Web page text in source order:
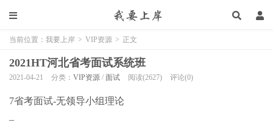
当前位置： 我要上岸 > VIP资源 > 正文
2021HT河北省考面试系统班
2021-04-21 分类： VIP资源 / 面试 阅读(2627) 评论(0)
7省考面试-无领导小组理论
–